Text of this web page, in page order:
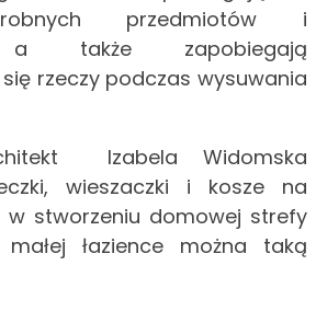
przedmiotów i
a także zapobiegają
rzeczy podczas wysuwania
Izabela Widomska
wieszaczki i kosze na
w stworzeniu domowej strefy
łazience można taką